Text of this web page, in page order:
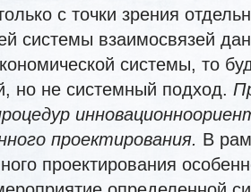
с точки зрения
системы взаимосвязей
системы, то
но не системный подход.
проектирования. В
проектирования